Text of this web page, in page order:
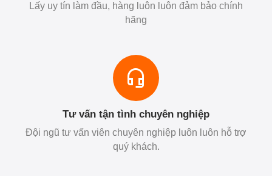
Lấy uy tín làm đầu, hàng luôn luôn đảm bảo chính
hãng
Tư vấn tận tình chuyên nghiệp
Đội ngũ tư vấn viên chuyên nghiệp luôn luôn hỗ trợ
quý khách.